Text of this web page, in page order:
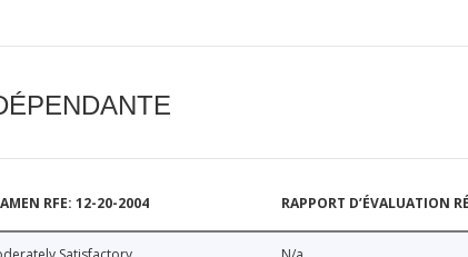
RFE: 12-20-2004 RAPPORT D’ÉVALUATION